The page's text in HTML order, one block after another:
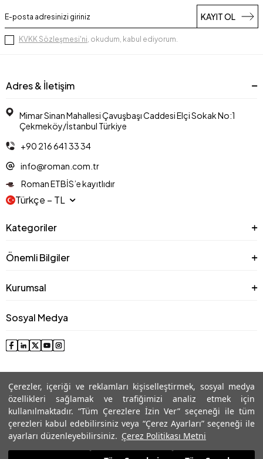
Çerezler, içeriği ve reklamları kişiselleştirmek, sosyal medya
özellikleri sağlamak ve trafiğimizi analiz etmek için
kullanılmaktadır. “Tüm Çerezlere İzin Ver” seçeneği ile tüm
çerezleri kabul edebilirsiniz veya “Çerez Ayarları” seçeneği ile
ayarları düzenleyebilirsiniz. Çerez Politikası Metni
KAYIT OL
KVKK Sözleşmesi'ni, okudum, kabul ediyorum.
Adres & İletişim
Mimar Sinan Mahallesi Çavuşbaşı Caddesi Elçi Sokak No:1
Çekmeköy/İstanbul Türkiye
+90 216 641 33 34
info@roman.com.tr
Roman ETBİS’e kayıtlıdır
Türkçe − TL
Kategoriler
Önemli Bilgiler
Kurumsal
Sosyal Medya
© 2025 Roman® Tüm Hakları Saklıdır, İzinsiz kullanılamaz